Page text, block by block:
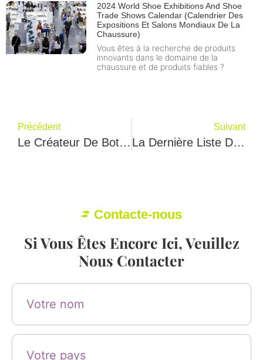
2024 World Shoe Exhibitions And Shoe
Trade Shows Calendar (Calendrier Des
Expositions Et Salons Mondiaux De La
Chaussure)
Vous êtes à la recherche de produits
innovants dans le domaine de la
chaussure et de produits fiables ?
Précédent
Le Créateur De Bottes Franco Carac Vous Montre Comment Choisir La Couleur Des Bottes Pour Femmes
Suivant
La Dernière Liste Des Fabricants De Chaussures Italiennes
Contacte-nous
Si Vous Êtes Encore Ici, Veuillez
Nous Contacter